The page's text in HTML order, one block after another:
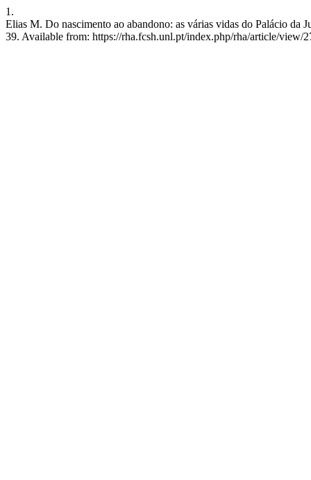
1.
Elias M. Do nascimento ao abandono: as várias vidas do Palácio
39. Available from: https://rha.fcsh.unl.pt/index.php/rha/article/view/